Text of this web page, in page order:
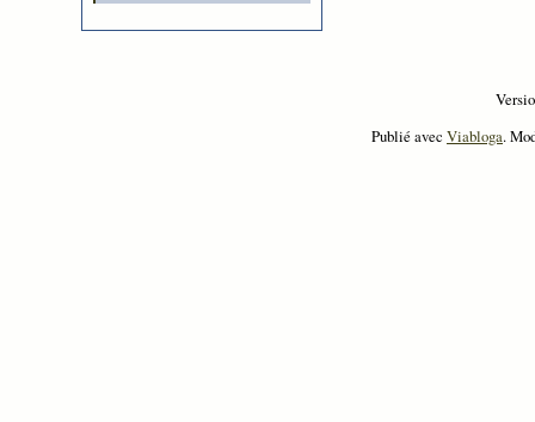
Publié avec Viabloga.